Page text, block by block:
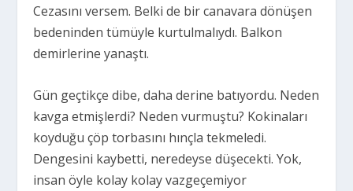
Cezasını versem. Belki de bir canavara dönüşen
bedeninden tümüyle kurtulmalıydı. Balkon
demirlerine yanaştı.
Gün geçtikçe dibe, daha derine batıyordu. Neden
kavga etmişlerdi? Neden vurmuştu? Kokinaları
koyduğu çöp torbasını hınçla tekmeledi.
Dengesini kaybetti, neredeyse düşecekti. Yok,
insan öyle kolay kolay vazgeçemiyor